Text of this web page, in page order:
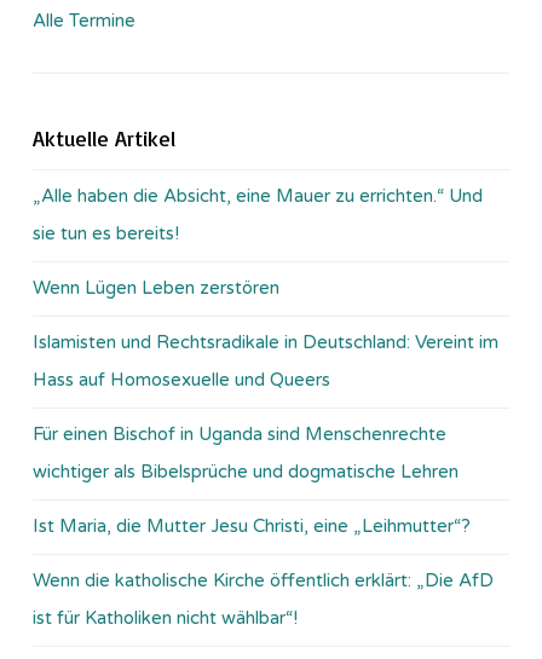
Alle Termine
Aktuelle Artikel
„Alle haben die Absicht, eine Mauer zu errichten.“ Und
sie tun es bereits!
Wenn Lügen Leben zerstören
Islamisten und Rechtsradikale in Deutschland: Vereint im
Hass auf Homosexuelle und Queers
Für einen Bischof in Uganda sind Menschenrechte
wichtiger als Bibelsprüche und dogmatische Lehren
Ist Maria, die Mutter Jesu Christi, eine „Leihmutter“?
Wenn die katholische Kirche öffentlich erklärt: „Die AfD
ist für Katholiken nicht wählbar“!